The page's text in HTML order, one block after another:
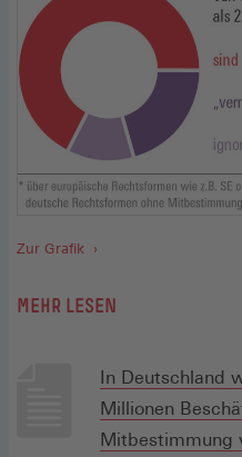
Zur Grafik
MEHR LESEN
In Deutschland
Millionen
Mitbestimmung